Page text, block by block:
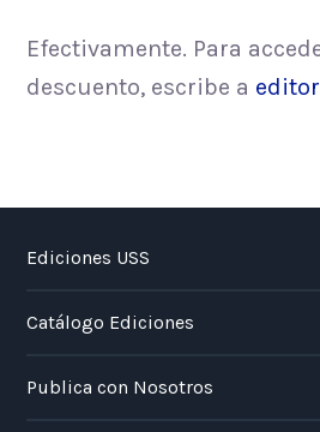
Efectivamente. Para
descuento, escribe a
Ediciones USS
Catálogo Ediciones
Publica con Nosotros